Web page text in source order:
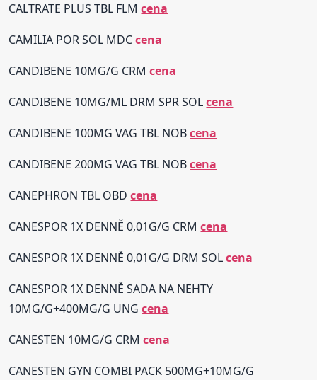
CALTRATE PLUS TBL FLMcena
CAMILIA POR SOL MDCcena
CANDIBENE 10MG/G CRMcena
CANDIBENE 10MG/ML DRM SPR SOLcena
CANDIBENE 100MG VAG TBL NOBcena
CANDIBENE 200MG VAG TBL NOBcena
CANEPHRON TBL OBDcena
CANESPOR 1X DENNĚ 0,01G/G CRMcena
CANESPOR 1X DENNĚ 0,01G/G DRM SOLcena
CANESPOR 1X DENNĚ SADA NA NEHTY
10MG/G+400MG/G UNGcena
CANESTEN 10MG/G CRMcena
CANESTEN GYN COMBI PACK 500MG+10MG/G